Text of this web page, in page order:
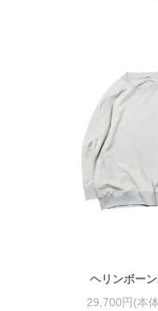
ヘリンボー
29,700円(本